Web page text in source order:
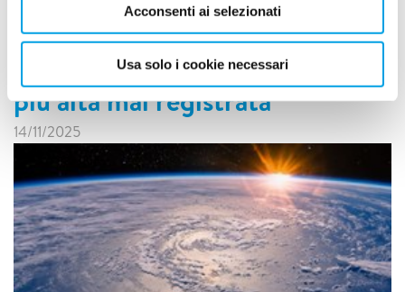
Acconsenti ai selezionati
Usa solo i cookie necessari
Record storico: nel 2024 la
temperatura media globale la
più alta mai registrata
14/11/2025